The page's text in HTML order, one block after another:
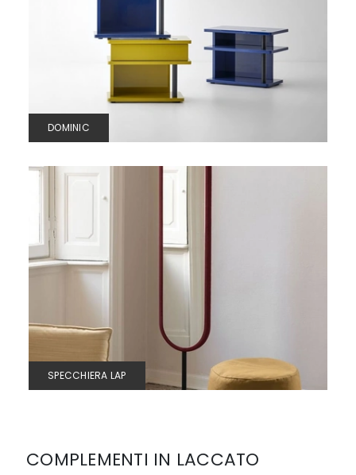
DOMINIC
SPECCHIERA LAP
COMPLEMENTI IN LACCATO